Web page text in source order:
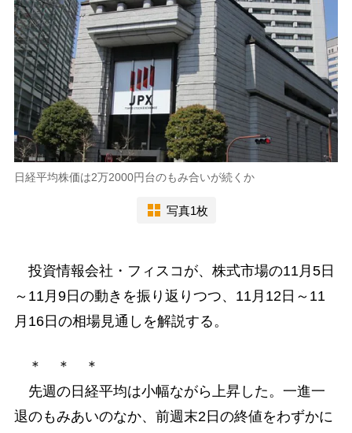
日経平均株価は2万2000円台のもみ合いが続くか
写真1枚
投資情報会社・フィスコが、株式市場の11月5日
～11月9日の動きを振り返りつつ、11月12日～11
月16日の相場見通しを解説する。
＊ ＊ ＊
先週の日経平均は小幅ながら上昇した。一進一
退のもみあいのなか、前週末2日の終値をわずかに